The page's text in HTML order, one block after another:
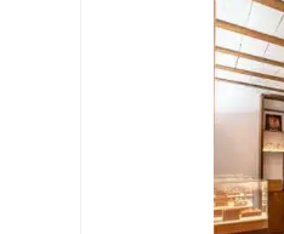
Pendientes